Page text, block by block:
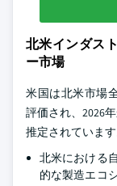
北米インダス
ー市場
米国は北米市場
評価され、2026
推定されています
北米における
的な製造エコ